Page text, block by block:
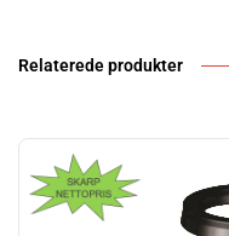
Relaterede produkter